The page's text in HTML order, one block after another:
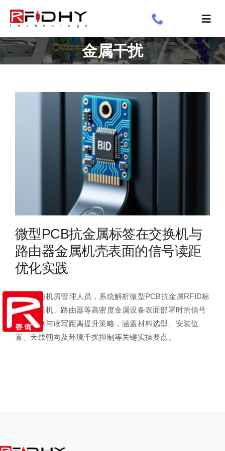
容
切
换
导
航
了解我们
应用领域
定制标签 专享
新闻专栏
金属干扰
微型PCB抗金属标签在交换机与
路由器金属机壳表面的信号读距
优化实践
本文面向机房管理人员，系统解析微型PCB抗金属RFID标
签在交换机、路由器等高密度金属设备表面部署时的信号
衰减机制与读写距离提升策略，涵盖材料选型、安装位
置、天线朝向及环境干扰抑制等关键实操要点。